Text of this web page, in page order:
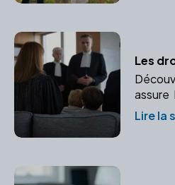
assure
des
Lire la